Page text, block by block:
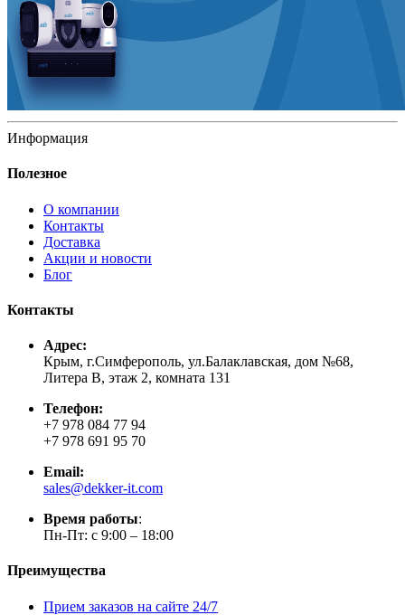
Информация
Полезное
О компании
Контакты
Доставка
Акции и новости
Блог
Контакты
Адрес:
Крым, г.Симферополь, ул.Балаклавская, дом №68,
Литера В, этаж 2, комната 131
Телефон:
+7 978 084 77 94
+7 978 691 95 70
Email:
sales@dekker-it.com
Время работы:
Пн-Пт: с 9:00 – 18:00
Преимущества
Прием заказов на сайте 24/7